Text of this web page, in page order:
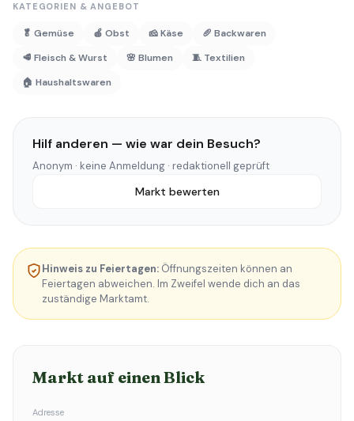
KATEGORIEN & ANGEBOT
🥬 Gemüse 🍎 Obst 🧀 Käse
🥖 Backwaren
🥩 Fleisch & Wurst
🌸 Blumen
🧵 Textilien
🏠 Haushaltswaren
Hilf anderen — wie war dein Besuch?
Anonym · keine Anmeldung · redaktionell geprüft
Markt bewerten
Hinweis zu Feiertagen: Öffnungszeiten können an
Feiertagen abweichen. Im Zweifel wende dich an das
zuständige Marktamt.
Markt auf einen Blick
Adresse